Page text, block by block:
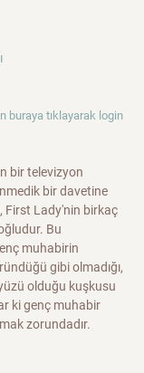
buraya tıklayarak login
bir televizyon
bir davetine
First Lady'nin birkaç
Bu
muhabirin
gibi olmadığı,
olduğu kuşkusu
ki genç muhabir
zorundadır.